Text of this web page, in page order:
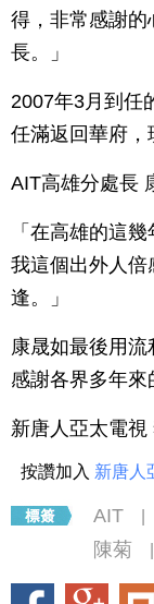
得，非常感謝的
長。」
2007年3月到任
任滿返回華府，
AIT高雄分處長
「在高雄的這
我這個出外人倍
逢。」
康晟如最後用流
感謝各界多年來
新唐人亞太電
按讚加入 新唐人
AIT
陳菊